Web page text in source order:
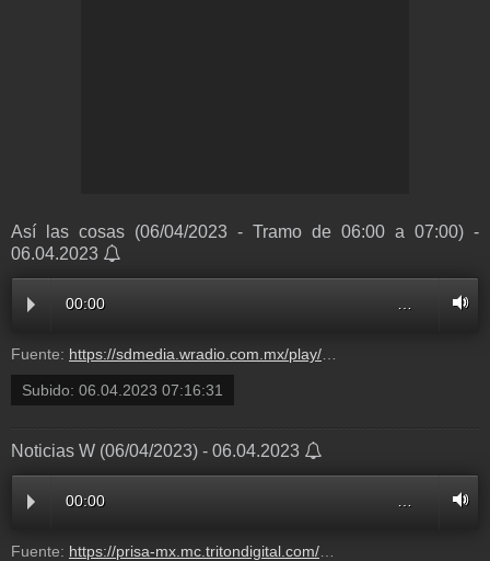
Así las cosas (06/04/2023 - Tramo de 06:00 a 07:00) -
06.04.2023
00:00
Fuente: https://sdmedia.wradio.com.mx/play/audios/2023/4/6/w_radio_asilascosas_20230406_060000_070000.mp3
Subido: 06.04.2023 07:16:31
Noticias W (06/04/2023) - 06.04.2023
00:00
Fuente: https://prisa-mx.mc.tritondigital.com/NOTICIAS_W_W_RADIO_436_P/media/play/audios/2023/4/6/w_radio_noticiasw_20230406_050000_060000.mp3